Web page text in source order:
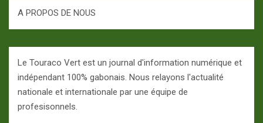
A PROPOS DE NOUS
Le Touraco Vert est un journal d'information numérique et
indépendant 100% gabonais. Nous relayons l'actualité
nationale et internationale par une équipe de
profesisonnels.